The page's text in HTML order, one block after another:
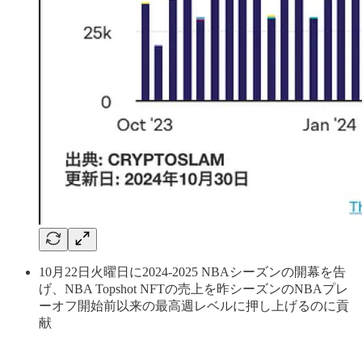
10月22日火曜日に2024-2025 NBAシーズンの開幕を告
げ、NBA Topshot NFTの売上を昨シーズンのNBAプレ
ーオフ開始前以来の最高週レベルに押し上げるのに貢
献